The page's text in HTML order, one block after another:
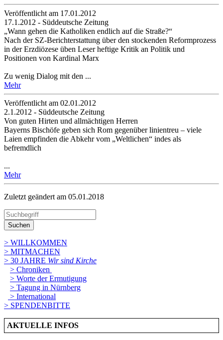
Veröffentlicht am 17­.01.2012
17.1.2012 - Süddeutsche Zeitung
„Wann gehen die Katholiken endlich auf die Straße?“
Nach der SZ-Berichterstattung über den stockenden Reformprozess
in der Erzdiözese üben Leser heftige Kritik an Politik und
Positionen von Kardinal Marx
Zu wenig Dialog mit den ...
Mehr
Veröffentlicht am 02­.01.2012
2.1.2012 - Süddeutsche Zeitung
Von guten Hirten und allmächtigen Herren
Bayerns Bischöfe geben sich Rom gegenüber linientreu – viele
Laien empfinden die Abkehr vom „Weltlichen“ indes als
befremdlich
...
Mehr
Zuletzt geändert am 05­.01.2018
Suchen
> WILLKOMMEN
> MITMACHEN
> 30 JAHRE Wir sind Kirche
> Chroniken
> Worte der Ermutigung
> Tagung in Nürnberg
> International
> SPENDENBITTE
AKTUELLE INFOS